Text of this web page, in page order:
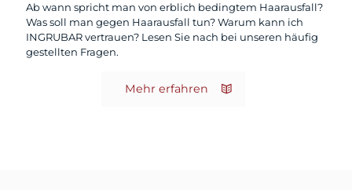
Ab wann spricht man von erblich bedingtem Haarausfall?
Was soll man gegen Haarausfall tun? Warum kann ich
INGRUBAR vertrauen? Lesen Sie nach bei unseren häufig
gestellten Fragen.
Mehr erfahren